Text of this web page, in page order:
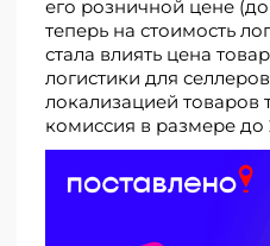
его розничной цене
теперь на стоимость
стала влиять цена
логистики для
локализацией товаров
комиссия в размере до